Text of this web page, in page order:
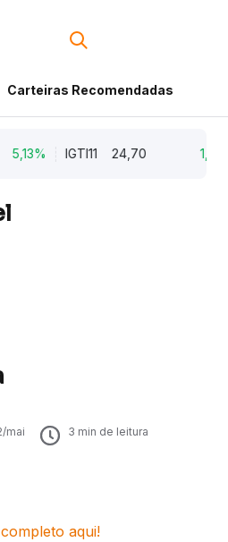
Carteiras Recomendadas
5,13% IGTI11 24,70
mai 3 min de leitura
aqui!